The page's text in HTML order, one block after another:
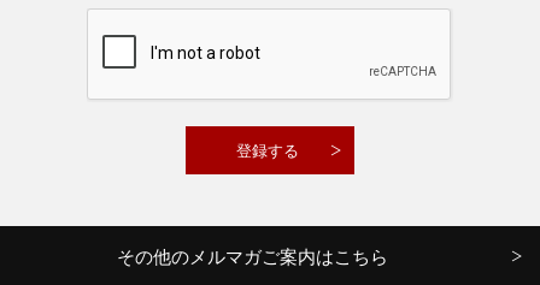
その他のメルマガご案内はこちら